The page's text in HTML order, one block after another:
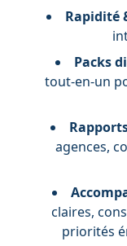
Rapidité
Packs
tout-en-un
agences,
claires,
priorités